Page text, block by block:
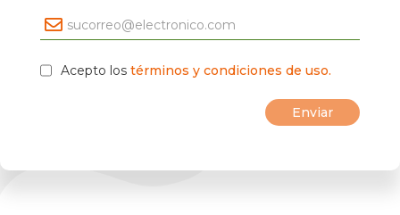
Acepto los términos y condiciones de uso.